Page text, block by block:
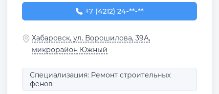
+7 (4212) 24-32-84
+7 (4212) 24-**-**
Хабаровск, ул. Ворошилова, 39А,
микрорайон Южный
Специализация: Ремонт строительных
фенов